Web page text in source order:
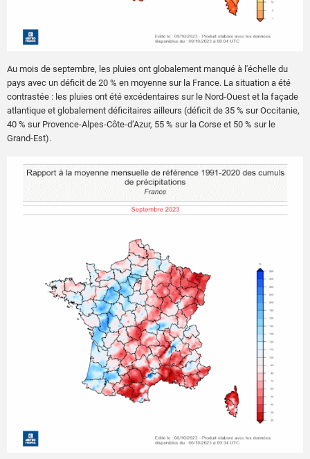
Au mois de septembre, les pluies ont globalement manqué à l'échelle du
pays avec un déficit de 20 % en moyenne sur la France. La situation a été
contrastée : les pluies ont été excédentaires sur le Nord-Ouest et la façade
atlantique et globalement déficitaires ailleurs (déficit de 35 % sur Occitanie,
40 % sur Provence-Alpes-Côte-d’Azur, 55 % sur la Corse et 50 % sur le
Grand-Est).